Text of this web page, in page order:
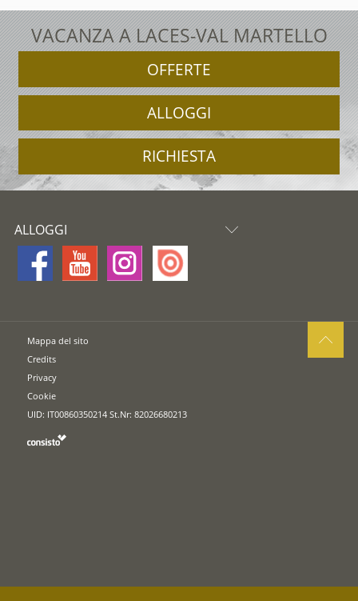
VACANZA A LACES-VAL MARTELLO
OFFERTE
ALLOGGI
RICHIESTA
ALLOGGI
Mappa del sito
Credits
Privacy
Cookie
UID: IT00860350214 St.Nr: 82026680213